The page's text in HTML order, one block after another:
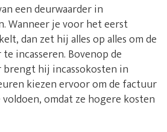
een deurwaarder in
Wanneer je voor het eerst
dan zet hij alles op alles om de
incasseren. Bovenop de
hij incassokosten in
kiezen ervoor om de factuur
omdat ze hogere kosten